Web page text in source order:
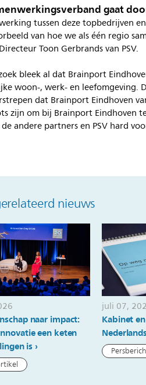
gaat
tussen deze topbedrijven
van hoe we als één regio
Toon Gerbrands van PSV.
bleek al dat Brainport
woon-, werk- en leefomgeving.
dat Brainport Eindhoven
zijn om bij Brainport Eindhoven
andere partners en PSV hard
nieuws
naar impact:
een keten
is
juli 07,
Kabinet